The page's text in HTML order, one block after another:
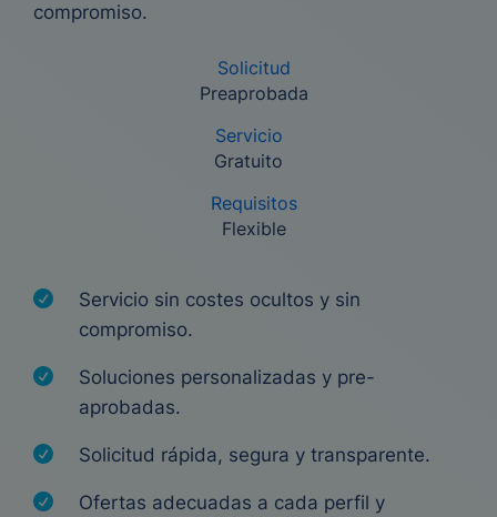
compromiso.
Solicitud
Preaprobada
Servicio
Gratuito
Requisitos
Flexible
Servicio sin costes ocultos y sin
compromiso.
Soluciones personalizadas y pre-
aprobadas.
Solicitud rápida, segura y transparente.
Ofertas adecuadas a cada perfil y